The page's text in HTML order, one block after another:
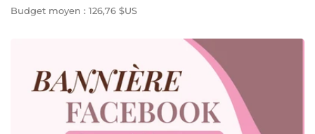
Budget moyen : 126,76 $US